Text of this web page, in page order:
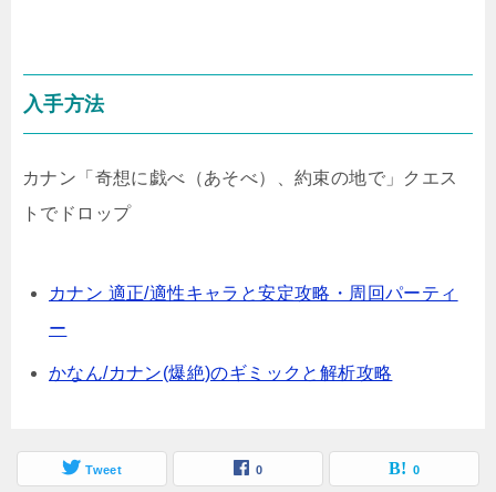
入手方法
カナン「奇想に戯べ（あそべ）、約束の地で」クエス
トでドロップ
カナン 適正/適性キャラと安定攻略・周回パーティ
ー
かなん/カナン(爆絶)のギミックと解析攻略
Tweet 0 0